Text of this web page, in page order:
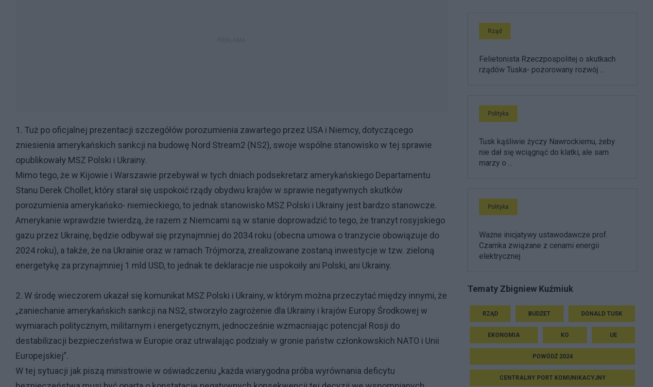
1. Tuż po oficjalnej prezentacji szczegółów porozumienia zawartego przez USA i Niemcy, dotyczącego
zniesienia amerykańskich sankcji na budowę Nord Stream2 (NS2), swoje wspólne stanowisko w tej sprawie
opublikowały MSZ Polski i Ukrainy.
Mimo tego, że w Kijowie i Warszawie przebywał w tych dniach podsekretarz amerykańskiego Departamentu
Stanu Derek Chollet, który starał się uspokoić rządy obydwu krajów w sprawie negatywnych skutków
porozumienia amerykańsko- niemieckiego, to jednak stanowisko MSZ Polski i Ukrainy jest bardzo stanowcze.
Amerykanie wprawdzie twierdzą, że razem z Niemcami są w stanie doprowadzić to tego, że tranzyt rosyjskiego
gazu przez Ukrainę, będzie odbywał się przynajmniej do 2034 roku (obecna umowa o tranzycie obowiązuje do
2024 roku), a także, że na Ukrainie oraz w ramach Trójmorza, zrealizowane zostaną inwestycje w tzw. zieloną
energetykę za przynajmniej 1 mld USD, to jednak te deklaracje nie uspokoiły ani Polski, ani Ukrainy.
2. W środę wieczorem ukazał się komunikat MSZ Polski i Ukrainy, w którym można przeczytać między innymi, że
„zaniechanie amerykańskich sankcji na NS2, stworzyło zagrożenie dla Ukrainy i krajów Europy Środkowej w
wymiarach politycznym, militarnym i energetycznym, jednocześnie wzmacniając potencjał Rosji do
destabilizacji bezpieczeństwa w Europie oraz utrwalając podziały w gronie państw członkowskich NATO i Unii
Europejskiej”.
W tej sytuacji jak piszą ministrowie w oświadczeniu „każda wiarygodna próba wyrównania deficytu
Rząd
Felietonista Rzeczpospolitej o skutkach
rządów Tuska- pozorowany rozwój ...
Polityka
Tusk kąśliwie życzy Nawrockiemu, żeby
nie dał się wciągnąć do klatki, ale sam
marzy o ...
Polityka
Ważne inicjatywy ustawodawcze prof.
Czarnka związane z cenami energii
elektrycznej
Tematy Zbigniew Kuźmiuk
RZĄD BUDŻET DONALD TUSK
EKONOMIA KO UE
POWÓDŹ 2024
CENTRALNY PORT KOMUNIKACYJNY